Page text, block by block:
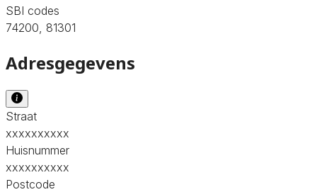
SBI codes
74200, 81301
Adresgegevens
Straat
xxxxxxxxxx
Huisnummer
xxxxxxxxxx
Postcode